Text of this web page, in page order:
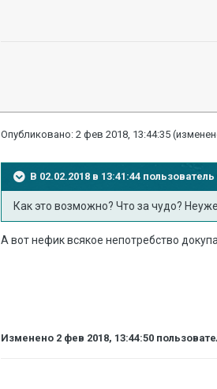
Опубликовано:2 фев 2018, 13:44:35
В 02.02.2018 в 13:41:44 пользователь
Как это возможно? Что за чудо?
А вот нефик всякое непотребство
Изменено 2 фев 2018, 13:44:50